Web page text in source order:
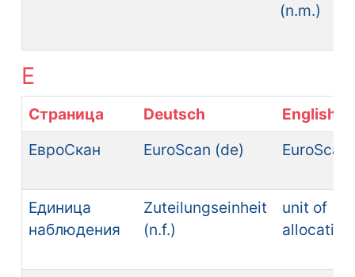
(n.m.)
Е
Страница Deutsch
English
ЕвроСкан
EuroScan (de) EuroScan
Единица
наблюдения
Zuteilungseinheit
(n.f.)
unit of
allocation